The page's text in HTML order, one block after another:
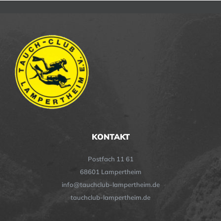
KONTAKT
Postfach 11 61
68601 Lampertheim
info@tauchclub-lampertheim.de
tauchclub-lampertheim.de